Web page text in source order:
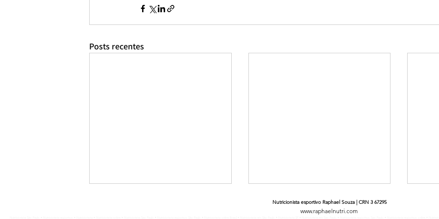
Posts recentes
Nutricionista esportivo Raphael Souza | CRN 3 67295
www.raphaelnutri.com